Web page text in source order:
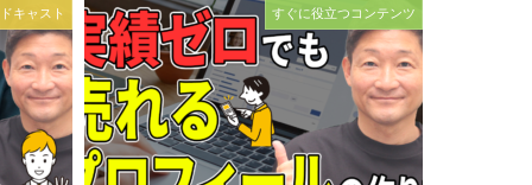
キャスト すぐに役立つコンテンツ